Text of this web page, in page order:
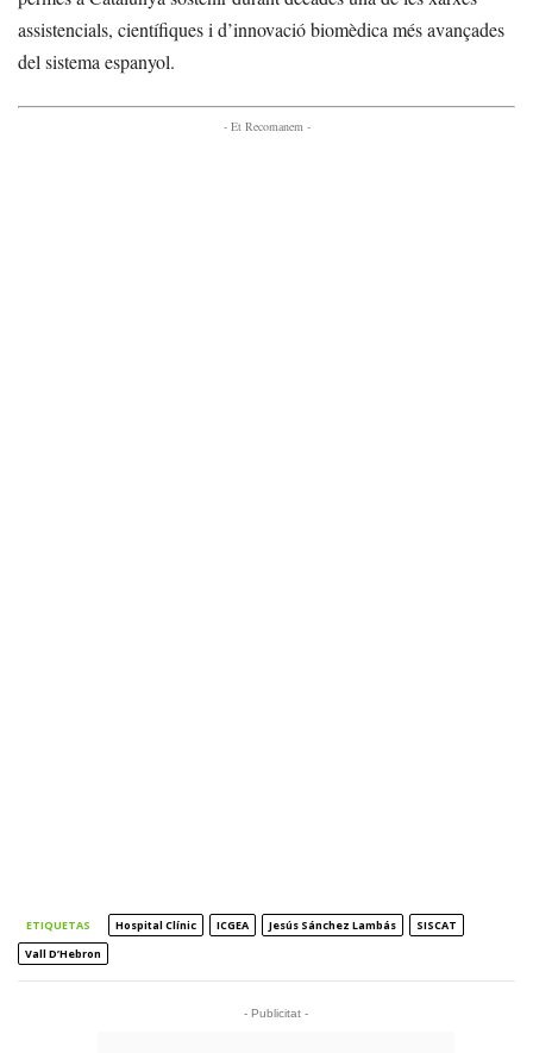
assistencials, científiques i d’innovació biomèdica més avançades
del sistema espanyol.
- Et Recomanem -
ETIQUETAS Hospital Clínic ICGEA Jesús Sánchez Lambás
SISCAT
Vall D’Hebron
- Publicitat -